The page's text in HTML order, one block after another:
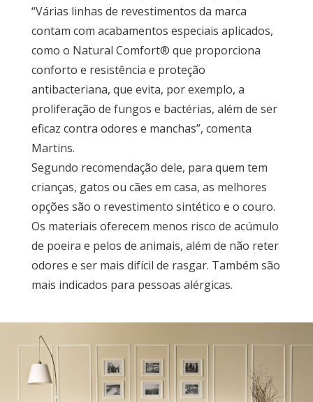
“Várias linhas de revestimentos da marca
contam com acabamentos especiais aplicados,
como o Natural Comfort® que proporciona
conforto e resistência e proteção
antibacteriana, que evita, por exemplo, a
proliferação de fungos e bactérias, além de ser
eficaz contra odores e manchas”, comenta
Martins.
Segundo recomendação dele, para quem tem
crianças, gatos ou cães em casa, as melhores
opções são o revestimento sintético e o couro.
Os materiais oferecem menos risco de acúmulo
de poeira e pelos de animais, além de não reter
odores e ser mais difícil de rasgar. Também são
mais indicados para pessoas alérgicas.